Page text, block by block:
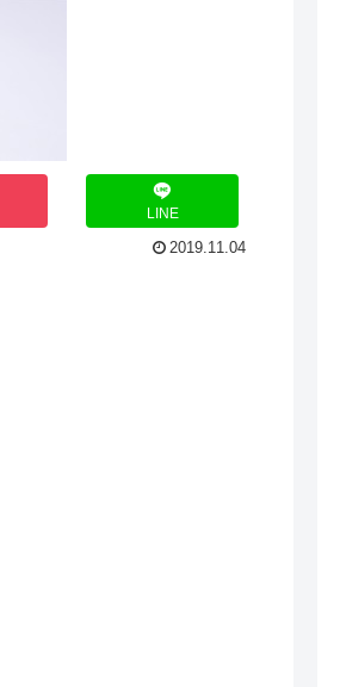
LINE
2019.11.04